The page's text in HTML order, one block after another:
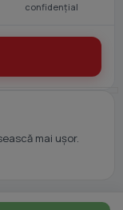
confidențial
mai ușor.